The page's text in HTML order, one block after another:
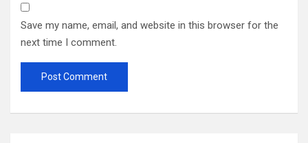
Save my name, email, and website in this browser for the
next time I comment.